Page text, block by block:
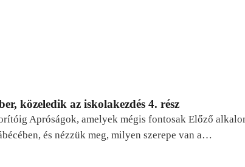
közeledik az iskolakezdés 4. rész
Apróságok, amelyek mégis fontosak Előző
és nézzük meg, milyen szerepe van a…